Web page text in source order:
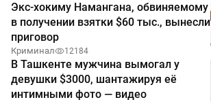
Экс-хокиму Намангана, обвиняемому
в получении взятки $60 тыс., вынесли
приговор
Криминал 12184
В Ташкенте мужчина вымогал у
девушки $3000, шантажируя её
интимными фото — видео